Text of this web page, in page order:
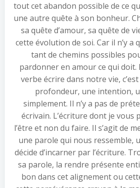
tout cet abandon possible de ce
une autre quête à son bonheur.
sa quête d’amour, sa quête de
cette évolution de soi. Car il n’y a
tant de chemins possibles
pardonner en amour ce qui doit.
verbe écrire dans notre vie,
profondeur, une intention,
simplement. Il n’y a pas de
écrivain. L’écriture dont je vous
l’être et non du faire. Il s’agit de
une parole qui nous ressemble,
décide d’incarner par l’écriture.
sa parole, la rendre présente
bon dans cet alignement ou